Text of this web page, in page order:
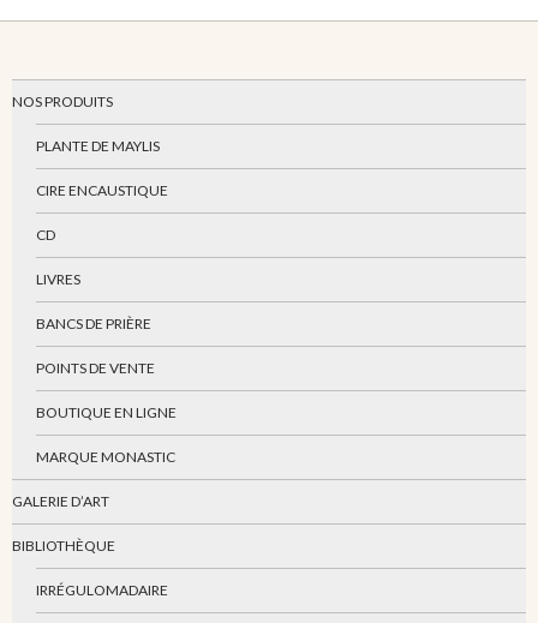
NOS PRODUITS
PLANTE DE MAYLIS
CIRE ENCAUSTIQUE
CD
LIVRES
BANCS DE PRIÈRE
POINTS DE VENTE
BOUTIQUE EN LIGNE
MARQUE MONASTIC
GALERIE D’ART
BIBLIOTHÈQUE
IRRÉGULOMADAIRE